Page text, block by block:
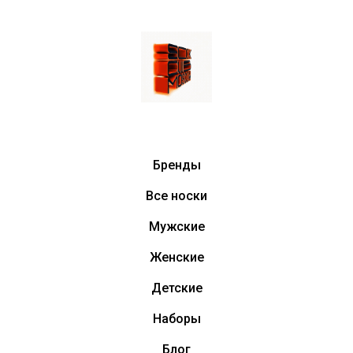
Бренды
Все носки
Мужские
Женские
Детские
Наборы
Блог